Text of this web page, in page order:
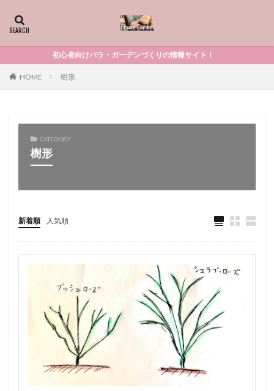
初心者向けバラ・ガーデンづくりの情報サイト！
HOME 樹形
CATEGORY
樹形
新着順 人気順